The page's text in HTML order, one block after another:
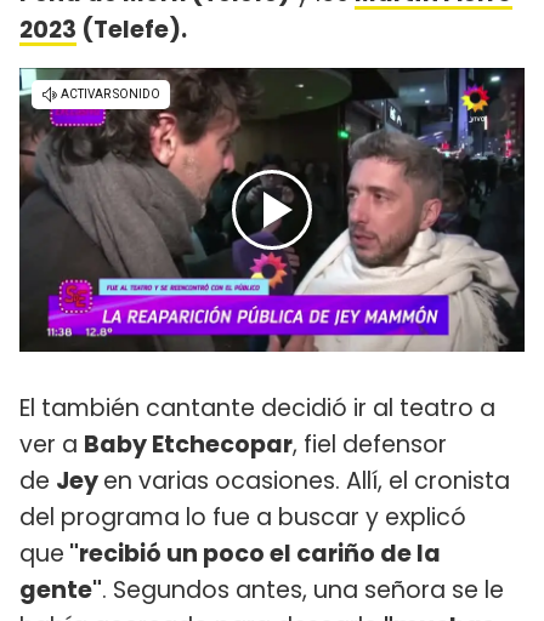
2023 (Telefe).
El también cantante decidió ir al teatro a
ver a Baby Etchecopar, fiel defensor
de Jeyen varias ocasiones. Allí, el cronista
del programa lo fue a buscar y explicó
que "recibió un poco el cariño de la
gente". Segundos antes, una señora se le